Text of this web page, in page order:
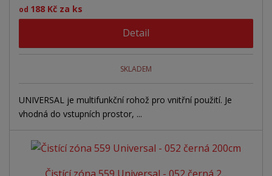
od 188 Kč za ks
Detail
SKLADEM
UNIVERSAL je multifunkční rohož pro vnitřní použití. Je
vhodná do vstupních prostor, ...